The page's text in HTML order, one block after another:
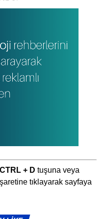
CTRL + D tuşuna veya
tıklayarak sayfaya